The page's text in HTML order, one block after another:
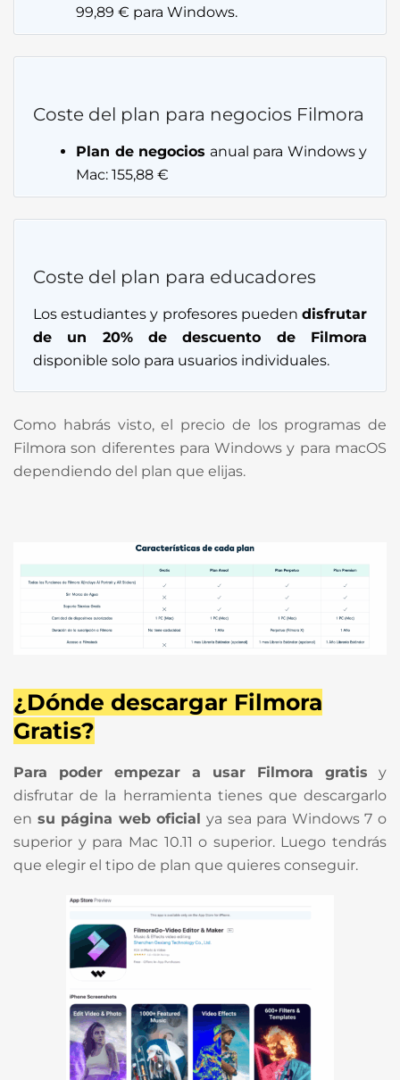
99,89 € para Windows.
Coste del plan para negocios Filmora
Plan de negocios anual para Windows y
Mac: 155,88 €
Coste del plan para educadores
Los estudiantes y profesores pueden disfrutar
de un 20% de descuento de Filmora
disponible solo para usuarios individuales.
Como habrás visto, el precio de los programas de
Filmora son diferentes para Windows y para macOS
dependiendo del plan que elijas.
¿Dónde descargar Filmora
Gratis?
Para poder empezar a usar Filmora gratis y
disfrutar de la herramienta tienes que descargarlo
en su página web oficial ya sea para Windows 7 o
superior y para Mac 10.11 o superior. Luego tendrás
que elegir el tipo de plan que quieres conseguir.